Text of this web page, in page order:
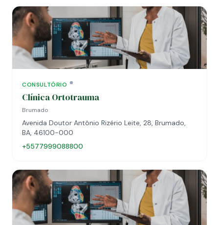
CONSULTÓRIO
Clínica Ortotrauma
Brumado
Avenida Doutor Antônio Rizério Leite, 28, Brumado,
BA, 46100-000
+5577999088800